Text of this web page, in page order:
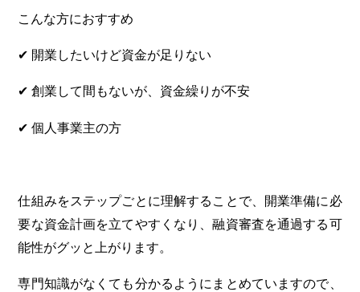
こんな方におすすめ
✔ 開業したいけど資金が足りない
✔ 創業して間もないが、資金繰りが不安
✔ 個人事業主の方
仕組みをステップごとに理解することで、開業準備に必
要な資金計画を立てやすくなり、融資審査を通過する可
能性がグッと上がります。
専門知識がなくても分かるようにまとめていますので、